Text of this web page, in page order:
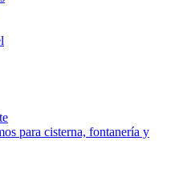
para cisterna, fontanería y